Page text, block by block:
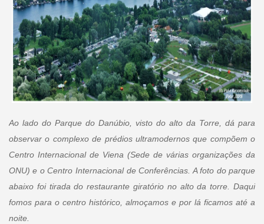
Ao lado do Parque do Danúbio, visto do alto da Torre, dá para
observar o complexo de prédios ultramodernos que compõem o
Centro Internacional de Viena (Sede de várias organizações da
ONU) e o Centro Internacional de Conferências. A foto do parque
abaixo foi tirada do restaurante giratório no alto da torre. Daqui
fomos para o centro histórico, almoçamos e por lá ficamos até a
noite.